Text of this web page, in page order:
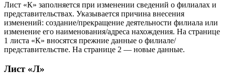
Лист «К» заполняется при изменении сведений о филиалах и
представительствах. Указывается причина внесения
изменений: создание/прекращение деятельности филиала или
изменение его наименования/адреса нахождения. На странице
1 листа «К» вносятся прежние данные о филиале/
представительстве. На странице 2 — новые данные.
Лист «Л»